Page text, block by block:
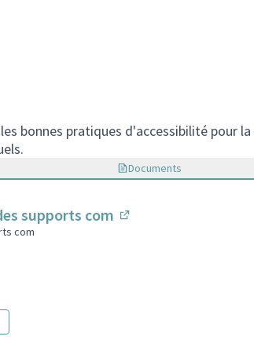
bonnes pratiques d'accessibilité pour
Documents
supports com
com